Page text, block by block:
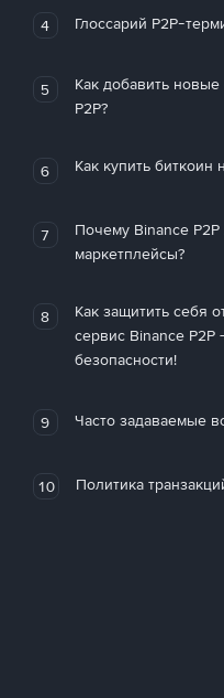
4 Глоссарий P2P-
5
Как добавить
P2P?
6 Как купить биткоин
7
Почему Binance
маркетплейсы?
8
Как защитить себя
сервис Binance
безопасности!
9 Часто задаваемые
10 Политика